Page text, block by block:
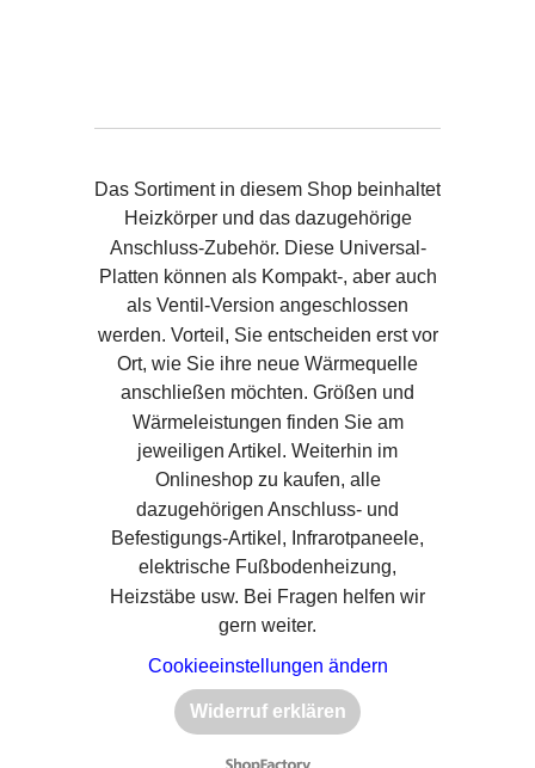
Das Sortiment in diesem Shop beinhaltet
Heizkörper und das dazugehörige
Anschluss-Zubehör. Diese Universal-
Platten können als Kompakt-, aber auch
als Ventil-Version angeschlossen
werden. Vorteil, Sie entscheiden erst vor
Ort, wie Sie ihre neue Wärmequelle
anschließen möchten. Größen und
Wärmeleistungen finden Sie am
jeweiligen Artikel. Weiterhin im
Onlineshop zu kaufen, alle
dazugehörigen Anschluss- und
Befestigungs-Artikel, Infrarotpaneele,
elektrische Fußbodenheizung,
Heizstäbe usw. Bei Fragen helfen wir
gern weiter.
Cookieeinstellungen ändern
Widerruf erklären
WebShop erstellt mit